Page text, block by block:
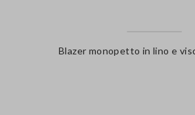
Blazer monopetto in lino e